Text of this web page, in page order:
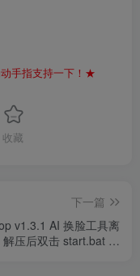
手指支持一下！★
收藏
下一篇
v1.3.1 AI 换脸工具离
解压后双击 start.bat 几